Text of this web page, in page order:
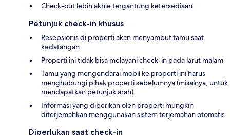
Check-out lebih akhie tergantung ketersediaan
Petunjuk check-in khusus
Resepsionis di properti akan menyambut tamu saat
kedatangan
Properti ini tidak bisa melayani check-in pada larut malam
Tamu yang mengendarai mobil ke properti ini harus
menghubungi pihak properti sebelumnya (misalnya, untuk
mendapatkan petunjuk arah)
Informasi yang diberikan oleh properti mungkin
diterjemahkan menggunakan sistem terjemahan otomatis
Diperlukan saat check-in